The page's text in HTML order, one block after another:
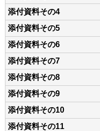
添付資料その4
添付資料その5
添付資料その6
添付資料その7
添付資料その8
添付資料その9
添付資料その10
添付資料その11